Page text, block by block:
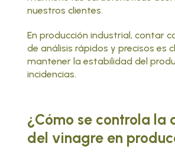
nuestros clientes.
En producción industrial, contar
de análisis rápidos y precisos es
mantener la estabilidad del
incidencias.
¿Cómo se controla la
del vinagre en